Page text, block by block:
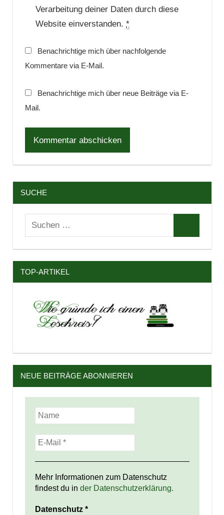
Verarbeitung deiner Daten durch diese
Website einverstanden. *
Benachrichtige mich über nachfolgende
Kommentare via E-Mail.
Benachrichtige mich über neue Beiträge via E-
Mail.
SUCHE
Suchen
TOP-ARTIKEL
NEUE BEITRÄGE ABONNIEREN
Mehr Informationen zum Datenschutz
findest du in der Datenschutzerklärung.
Datenschutz *